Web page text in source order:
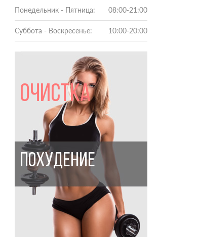
Понедельник - Пятница: 08:00-21:00
Суббота - Воскресенье: 10:00-20:00
ОЧИСТКА
ПОХУДЕНИЕ